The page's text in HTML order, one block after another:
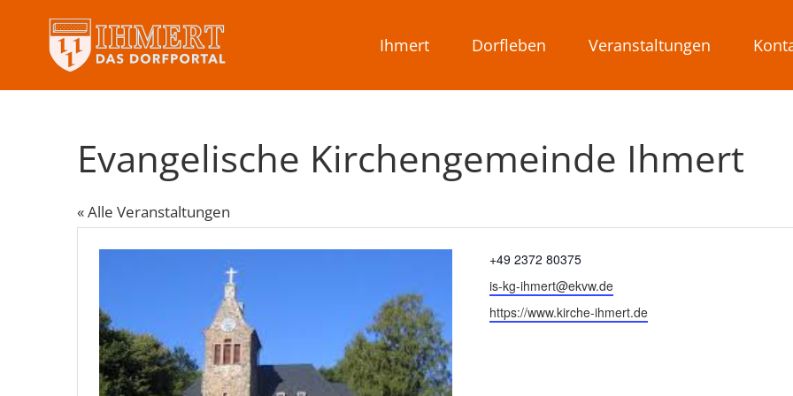
Ihmert Dorfleben Veranstaltungen
Evangelische Kirchengemeinde Ihmert
« Alle Veranstaltungen
Telefon
+49 2372 80375
Email
is-kg-ihmert@ekvw.de
Webseite
https://www.kirche-ihmert.de